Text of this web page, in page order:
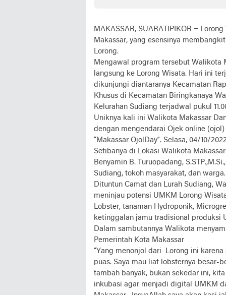
MAKASSAR, SUARATIPIKOR –
Makassar, yang esensinya
Lorong.
Mengawal program tersebut Walikota
langsung ke Lorong Wisata. Hari ini
dikunjungi diantaranya Kecamatan
Khusus di Kecamatan Biringkanaya
Kelurahan Sudiang terjadwal pukul
Uniknya kali ini Walikota Makassar
dengan mengendarai Ojek online
“Makassar OjolDay”. Selasa, 04/10/
Setibanya di Lokasi Walikota
Benyamin B. Turuopadang,
Sudiang, tokoh masyarakat, dan warga.
Dituntun Camat dan Lurah Sudiang,
meninjau potensi UMKM Lorong
Lobster, tanaman Hydroponik,
ketinggalan jamu tradisional produksi
Dalam sambutannya Walikota
Pemerintah Kota Makassar
“Yang menonjol dari Lorong ini
puas. Saya mau liat lobsternya besar-
tambah banyak, bukan sekedar ini,
inkubasi agar menjadi digital UMKM